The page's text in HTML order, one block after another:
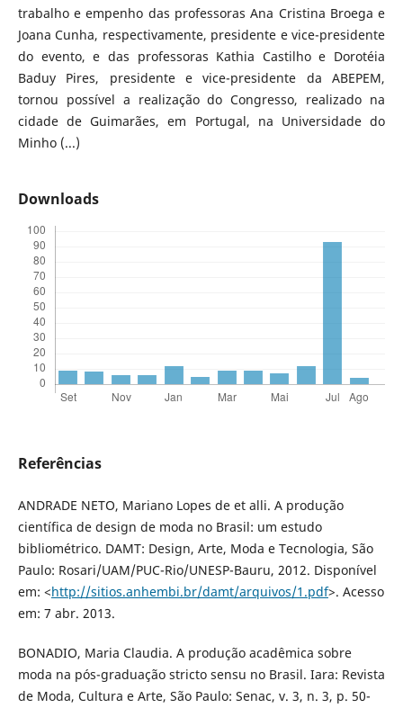
trabalho e empenho das professoras Ana Cristina Broega e
Joana Cunha, respectivamente, presidente e vice-presidente
do evento, e das professoras Kathia Castilho e Dorotéia
Baduy Pires, presidente e vice-presidente da ABEPEM,
tornou possível a realização do Congresso, realizado na
cidade de Guimarães, em Portugal, na Universidade do
Minho (...)
Downloads
Referências
ANDRADE NETO, Mariano Lopes de et alli. A produção
científica de design de moda no Brasil: um estudo
bibliométrico. DAMT: Design, Arte, Moda e Tecnologia, São
Paulo: Rosari/UAM/PUC-Rio/UNESP-Bauru, 2012. Disponível
em: <http://sitios.anhembi.br/damt/arquivos/1.pdf>. Acesso
em: 7 abr. 2013.
BONADIO, Maria Claudia. A produção acadêmica sobre
moda na pós-graduação stricto sensu no Brasil. Iara: Revista
de Moda, Cultura e Arte, São Paulo: Senac, v. 3, n. 3, p. 50-